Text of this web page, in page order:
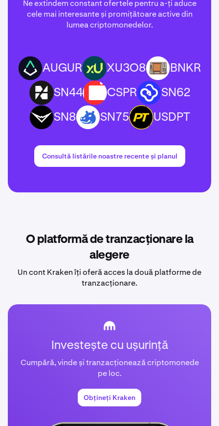
Ne extindem constant ofertele pentru a-ți aduce
cele mai interesante și promițătoare active din
lumea criptomonedelor.
AUGUR AUGUR XU3O8 XU3O8 BNKR BNKR
SN44 SN44 CSPR SN62 SN62
SN8 SN8 SN75 SN75 USDPT USDPT
Consultă listările noastre recente și planul
O platformă de tranzacționare la
alegere
Un cont Kraken îți oferă acces la două platforme de
tranzacționare.
Investește cu ușurință
Cumpără, vinde și tranzacționează criptomonede
pe loc.
Obțineți Kraken